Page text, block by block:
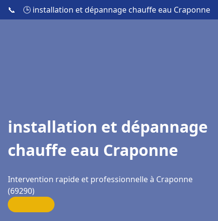
📞 🕒 installation et dépannage chauffe eau Craponne
installation et dépannage
chauffe eau Craponne
Intervention rapide et professionnelle à Craponne
(69290)